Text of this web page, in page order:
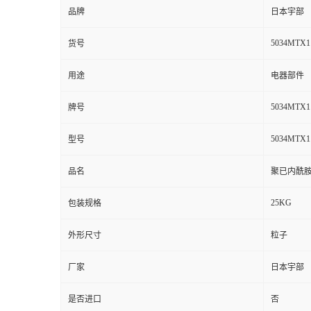
品牌 日本宇部
货号 5034MTX1
用途 电器部件
牌号 5034MTX1
型号 5034MTX1
品名 聚已内酰
包装规格 25KG
外形尺寸 粒子
厂家 日本宇部
是否进口 否